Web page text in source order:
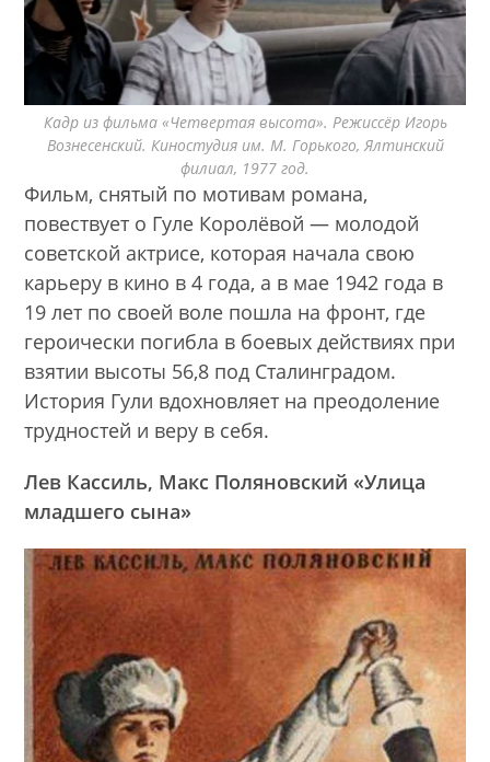
Кадр из фильма «Четвертая высота». Режиссёр Игорь
Вознесенский. Киностудия им. М. Горького, Ялтинский
филиал, 1977 год.
Фильм, снятый по мотивам романа,
повествует о Гуле Королёвой — молодой
советской актрисе, которая начала свою
карьеру в кино в 4 года, а в мае 1942 года в
19 лет по своей воле пошла на фронт, где
героически погибла в боевых действиях при
взятии высоты 56,8 под Сталинградом.
История Гули вдохновляет на преодоление
трудностей и веру в себя.
Лев Кассиль, Макс Поляновский «Улица
младшего сына»